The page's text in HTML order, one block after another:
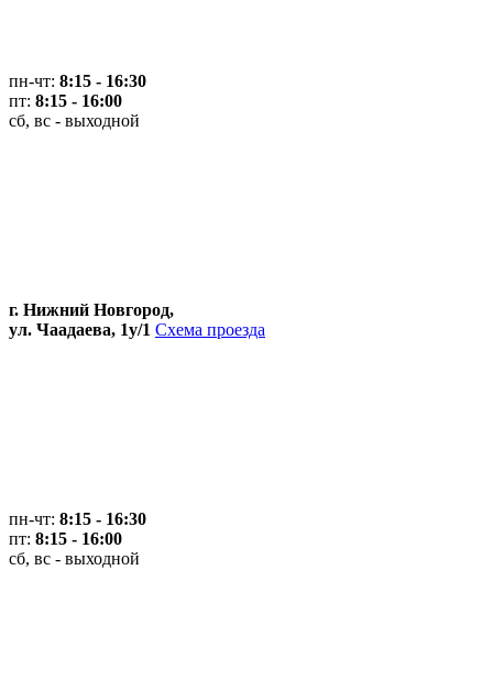
пн-чт: 8:15 - 16:30
пт: 8:15 - 16:00
сб, вс - выходной
г. Нижний Новгород,
ул. Чаадаева, 1у/1 Схема проезда
пн-чт: 8:15 - 16:30
пт: 8:15 - 16:00
сб, вс - выходной